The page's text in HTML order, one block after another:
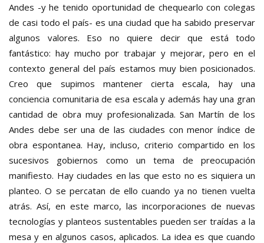
Andes -y he tenido oportunidad de chequearlo con colegas
de casi todo el país- es una ciudad que ha sabido preservar
algunos valores. Eso no quiere decir que está todo
fantástico: hay mucho por trabajar y mejorar, pero en el
contexto general del país estamos muy bien posicionados.
Creo que supimos mantener cierta escala, hay una
conciencia comunitaria de esa escala y además hay una gran
cantidad de obra muy profesionalizada. San Martín de los
Andes debe ser una de las ciudades con menor índice de
obra espontanea. Hay, incluso, criterio compartido en los
sucesivos gobiernos como un tema de preocupación
manifiesto. Hay ciudades en las que esto no es siquiera un
planteo. O se percatan de ello cuando ya no tienen vuelta
atrás. Así, en este marco, las incorporaciones de nuevas
tecnologías y planteos sustentables pueden ser traídas a la
mesa y en algunos casos, aplicados. La idea es que cuando